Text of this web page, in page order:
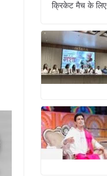
क्रिकेट मैच के लिए